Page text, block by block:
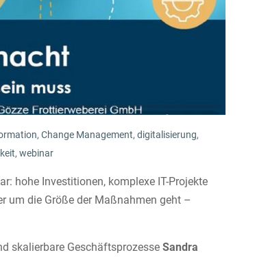
, Change Management, digitalisierung,
, webinar
hohe Investitionen, komplexe IT-Projekte
um die Größe der Maßnahmen geht –
skalierbare Geschäftsprozesse Sandra